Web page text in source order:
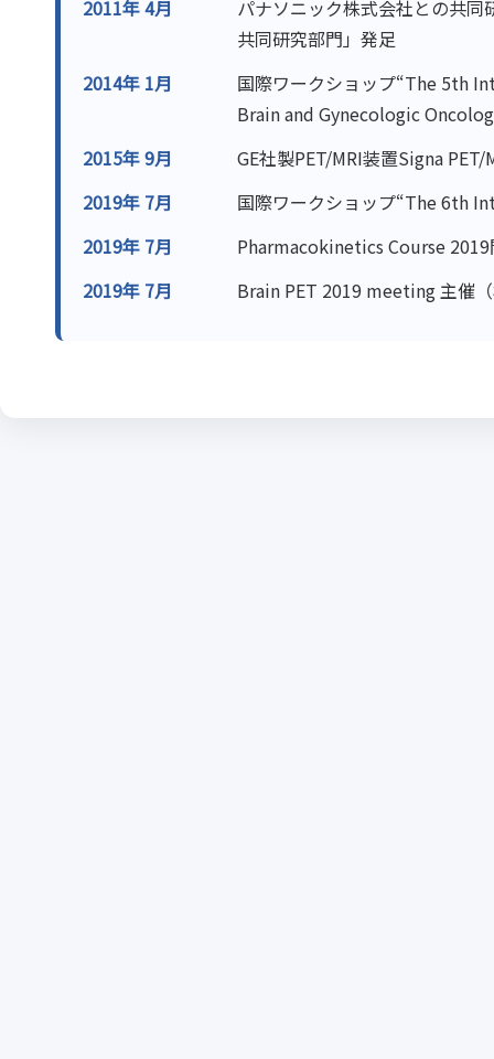
2011年 4月
パナソニック株式会社との共
共同研究部門」発足
2014年 1月
国際ワークショップ“The 5th
Brain and Gynecologic
2015年 9月
GE社製PET/MRI装置Signa PET/
2019年 7月
国際ワークショップ“The 6th
2019年 7月
Pharmacokinetics Course
2019年 7月
Brain PET 2019 meeting 主催